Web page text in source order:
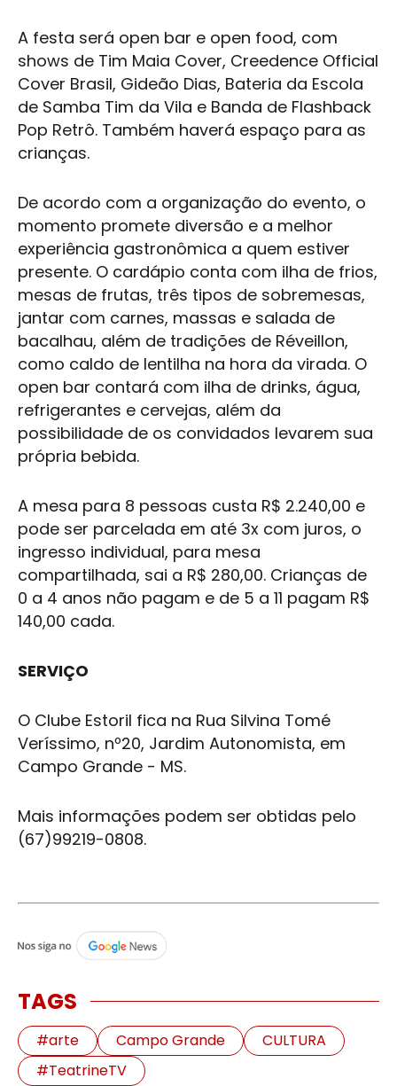
A festa será open bar e open food, com
shows de Tim Maia Cover, Creedence Official
Cover Brasil, Gideão Dias, Bateria da Escola
de Samba Tim da Vila e Banda de Flashback
Pop Retrô. Também haverá espaço para as
crianças.
De acordo com a organização do evento, o
momento promete diversão e a melhor
experiência gastronômica a quem estiver
presente. O cardápio conta com ilha de frios,
mesas de frutas, três tipos de sobremesas,
jantar com carnes, massas e salada de
bacalhau, além de tradições de Réveillon,
como caldo de lentilha na hora da virada. O
open bar contará com ilha de drinks, água,
refrigerantes e cervejas, além da
possibilidade de os convidados levarem sua
própria bebida.
A mesa para 8 pessoas custa R$ 2.240,00 e
pode ser parcelada em até 3x com juros, o
ingresso individual, para mesa
compartilhada, sai a R$ 280,00. Crianças de
0 a 4 anos não pagam e de 5 a 11 pagam R$
140,00 cada.
SERVIÇO
O Clube Estoril fica na Rua Silvina Tomé
Veríssimo, nº20, Jardim Autonomista, em
Campo Grande - MS.
Mais informações podem ser obtidas pelo
(67)99219-0808.
TAGS
#arte Campo Grande
CULTURA
#TeatrineTV